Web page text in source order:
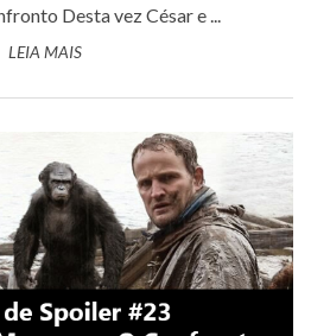
Desta vez César e ...
LEIA MAIS